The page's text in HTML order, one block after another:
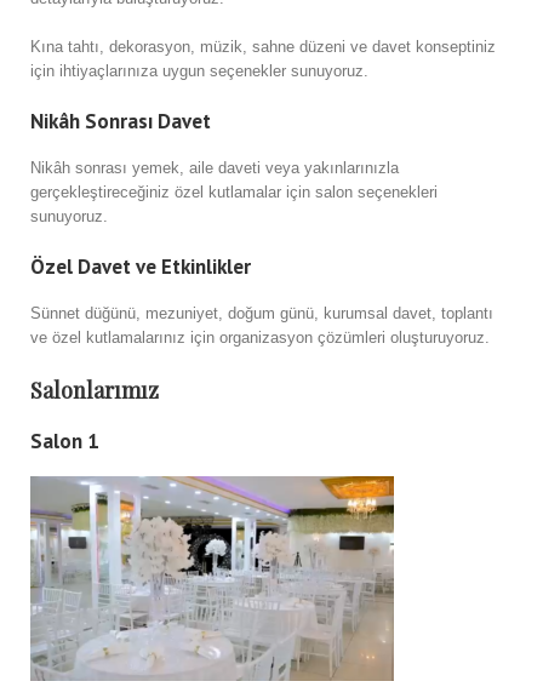
Kına tahtı, dekorasyon, müzik, sahne düzeni ve davet konseptiniz
için ihtiyaçlarınıza uygun seçenekler sunuyoruz.
Nikâh Sonrası Davet
Nikâh sonrası yemek, aile daveti veya yakınlarınızla
gerçekleştireceğiniz özel kutlamalar için salon seçenekleri
sunuyoruz.
Özel Davet ve Etkinlikler
Sünnet düğünü, mezuniyet, doğum günü, kurumsal davet, toplantı
ve özel kutlamalarınız için organizasyon çözümleri oluşturuyoruz.
Salonlarımız
Salon 1